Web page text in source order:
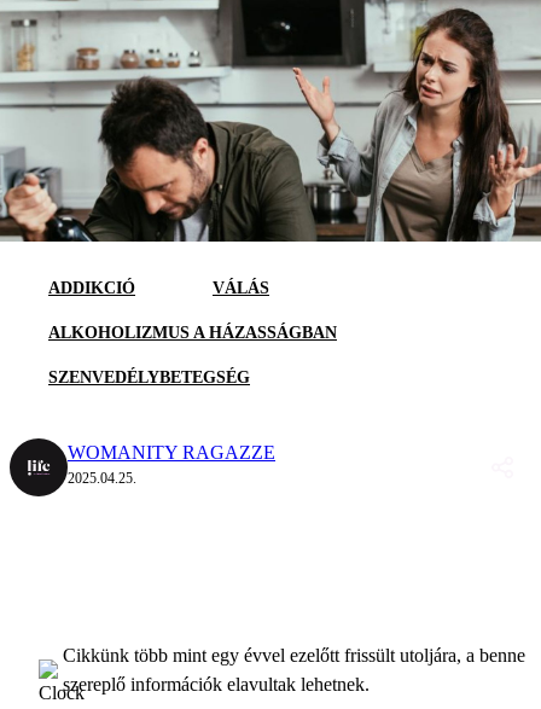
ADDIKCIÓ VÁLÁS
ALKOHOLIZMUS A HÁZASSÁGBAN
SZENVEDÉLYBETEGSÉG
WOMANITY RAGAZZE
2025.04.25.
Cikkünk több mint egy évvel ezelőtt frissült utoljára, a benne
szereplő információk elavultak lehetnek.